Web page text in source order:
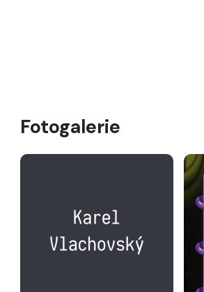
Fotogalerie